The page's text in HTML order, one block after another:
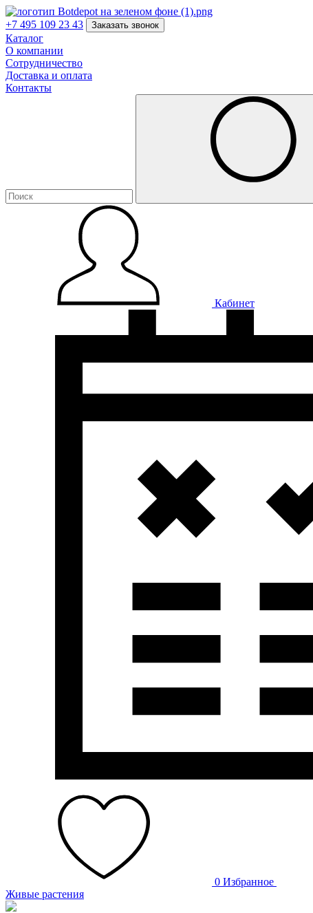
+7 495 109 23 43 Заказать звонок
Каталог
О компании
Сотрудничество
Доставка и оплата
Контакты
Кабинет
0 Избранное
Живые растения